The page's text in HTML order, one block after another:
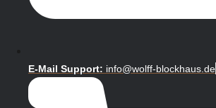
E-Mail Support: info@wolff-blockhaus.de